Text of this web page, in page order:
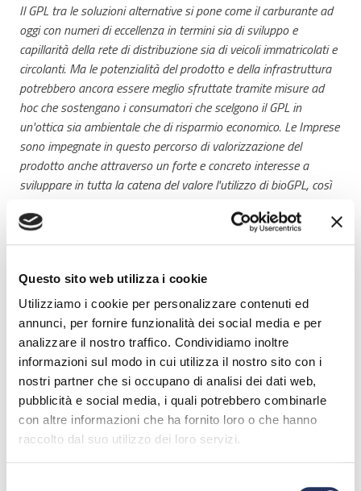
Questo sito web utilizza i cookie
Utilizziamo i cookie per personalizzare contenuti ed
annunci, per fornire funzionalità dei social media e per
analizzare il nostro traffico. Condividiamo inoltre
informazioni sul modo in cui utilizza il nostro sito con i
nostri partner che si occupano di analisi dei dati web,
pubblicità e social media, i quali potrebbero combinarle
con altre informazioni che ha fornito loro o che hanno
raccolto dal suo utilizzo dei loro servizi.
Il GPL tra le soluzioni alternative si pone come il carburante ad
oggi con numeri di eccellenza in termini sia di sviluppo e
capillarità della rete di distribuzione sia di veicoli immatricolati e
circolanti. Ma le potenzialità del prodotto e della infrastruttura
potrebbero ancora essere meglio sfruttate tramite misure ad
hoc che sostengano i consumatori che scelgono il GPL in
un'ottica sia ambientale che di risparmio economico. Le Imprese
sono impegnate in questo percorso di valorizzazione del
prodotto anche attraverso un forte e concreto interesse a
sviluppare in tutta la catena del valore l'utilizzo di bioGPL, così
utilizzare in miscela. Il Convegno sarà l'occasione per fare il
punto sulla situazione attuale, sulle potenzialità ancora da
bio e rinnovabile.
https://www.fuelsmobility.com/it/Programma
Quando
Dal 13/10/2022 09:30 Al 13/10/2022 11:00